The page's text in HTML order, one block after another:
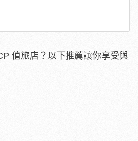
值旅店？以下推薦讓你享受與